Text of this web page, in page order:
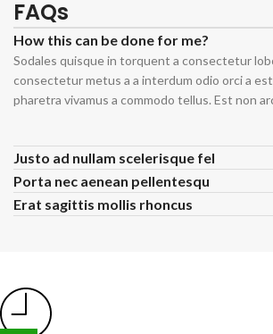
FAQs
How this can be done for me?
Sodales quisque in torquent a consectetur
consectetur metus a a interdum odio orci a
pharetra vivamus a commodo tellus. Est non
Justo ad nullam scelerisque fel
Porta nec aenean pellentesqu
Erat sagittis mollis rhoncus